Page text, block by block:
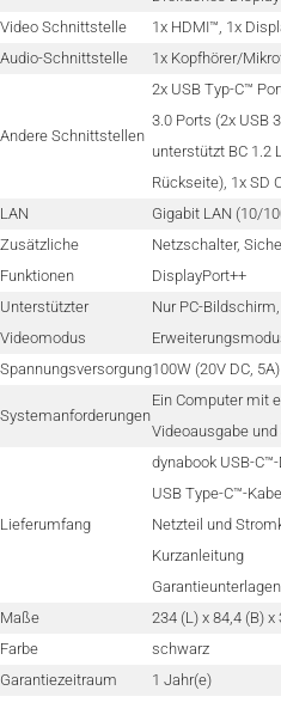
Video Schnittstelle
1x HDMI™, 1x
Audio-Schnittstelle
1x Kopfhörer/
Andere Schnittstellen
2x USB Typ-C™
3.0 Ports (2x USB
unterstützt BC 1.2
Rückseite), 1x SD
LAN
Gigabit LAN (10/
Zusätzliche
Funktionen
Netzschalter,
DisplayPort++
Unterstützter
Videomodus
Nur PC-
Spannungsversorgung100W (20V DC, 5A)
Systemanforderungen
Ein Computer mit
Videoausgabe
Lieferumfang
dynabook USB-
USB Type-C™-
Netzteil und
Kurzanleitung
Garantieunterlagen
Maße
234 (L) x 84,4 (B)
Farbe
schwarz
Garantiezeitraum
1 Jahr(e)